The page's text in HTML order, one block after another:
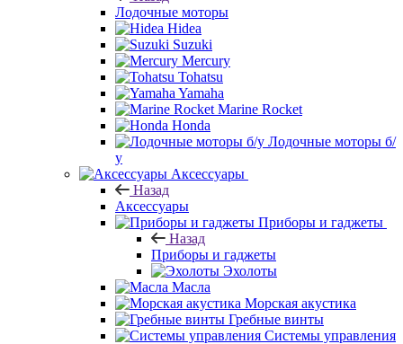
Лодочные моторы
Hidea
Suzuki
Mercury
Tohatsu
Yamaha
Marine Rocket
Honda
Лодочные моторы б/
у
Аксессуары
Назад
Аксессуары
Приборы и гаджеты
Назад
Приборы и гаджеты
Эхолоты
Масла
Морская акустика
Гребные винты
Системы управления